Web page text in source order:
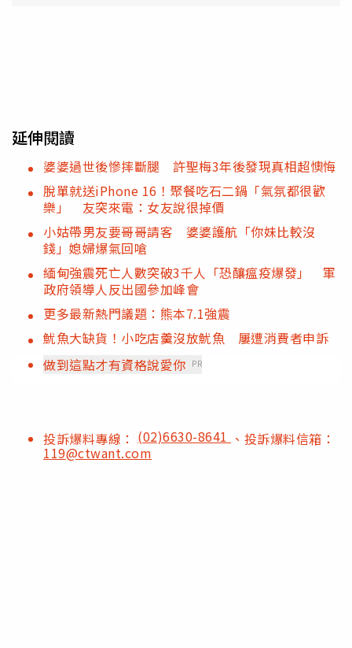
延伸閱讀
婆婆過世後慘摔斷腿 許聖梅3年後發現真相超懊悔
脫單就送iPhone 16！聚餐吃石二鍋「氣氛都很歡
樂」 友突來電：女友說很掉價
小姑帶男友要哥哥請客 婆婆護航「你妹比較沒
錢」媳婦爆氣回嗆
緬甸強震死亡人數突破3千人「恐釀瘟疫爆發」 軍
政府領導人反出國參加峰會
更多最新熱門議題：熊本7.1強震
魷魚大缺貨！小吃店羹沒放魷魚 屢遭消費者申訴
做到這點才有資格說愛你 PR
投訴爆料專線： (02)6630-8641 、投訴爆料信箱：
119@ctwant.com